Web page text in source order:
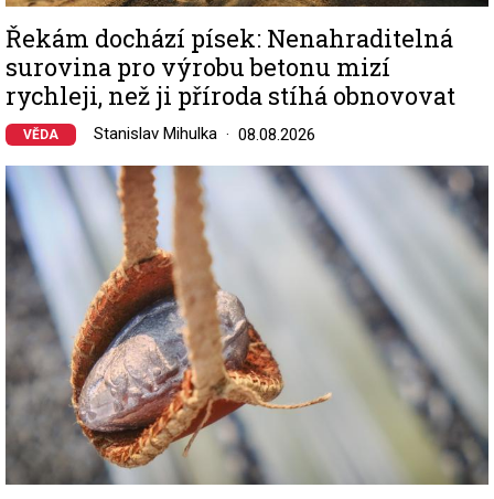
Řekám dochází písek: Nenahraditelná
surovina pro výrobu betonu mizí
rychleji, než ji příroda stíhá obnovovat
VĚDA Stanislav Mihulka 08.08.2026
Image